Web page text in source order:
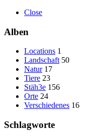
Close
Alben
Locations 1
Landschaft 50
Natur 17
Tiere 23
Stäh3e 156
Orte 24
Verschiedenes 16
Schlagworte